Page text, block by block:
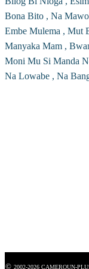
Bona Bito , Na
Embe Mulema , Mut
Manyaka Mam ,
Moni Mu Si Manda
Na Lowabe , Na
© 2002-2026 CAMEROUN-